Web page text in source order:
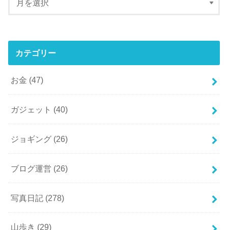
カテゴリー
お金 (47)
ガジェット (40)
ジョギング (26)
ブログ運営 (26)
写真日記 (278)
山歩き (29)